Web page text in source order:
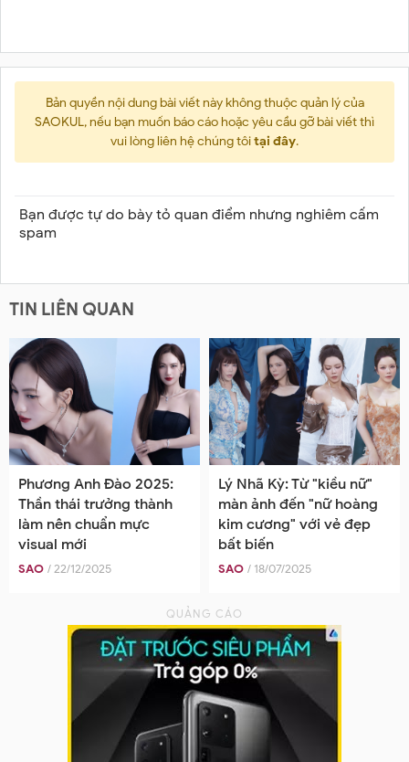
Bản quyền nội dung bài viết này không thuộc quản lý của
SAOKUL, nếu bạn muốn báo cáo hoặc yêu cầu gỡ bài viết thì
vui lòng liên hệ chúng tôitại đây.
Bạn được tự do bày tỏ quan điểm nhưng nghiêm cấm
spam
TIN LIÊN QUAN
Phương Anh Đào 2025:
Thần thái trưởng thành
làm nên chuẩn mực
visual mới
SAO / 22/12/2025
Lý Nhã Kỳ: Từ "kiều nữ"
màn ảnh đến "nữ hoàng
kim cương" với vẻ đẹp
bất biến
SAO / 18/07/2025